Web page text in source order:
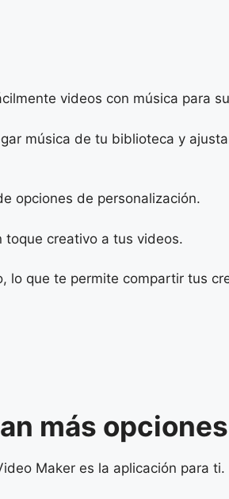
videos con música para
música de tu biblioteca y
opciones de personalización.
toque creativo a tus videos.
que te permite compartir tus
más opciones
Maker es la aplicación para ti.